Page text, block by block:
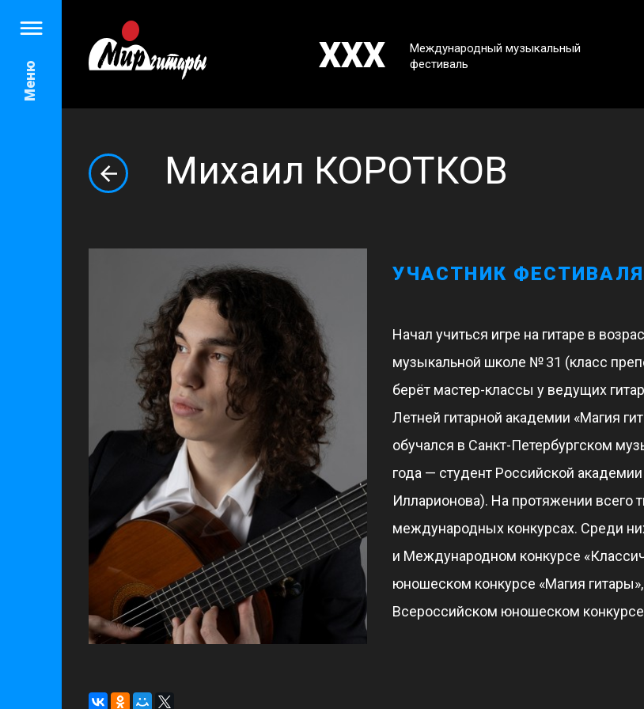
Меню
XXX
Международный музыкальный
фестиваль
Михаил КОРОТКОВ
УЧАСТНИК ФЕСТИВАЛЯ
Начал учиться игре на гитаре в
музыкальной школе № 31 (класс
берёт мастер-классы у ведущих
Летней гитарной академии «Магия
обучался в Санкт-Петербургском
года — студент Российской
Илларионова). На протяжении всего
международных конкурсах. Среди
и Международном конкурсе
юношеском конкурсе «Магия
Всероссийском юношеском конкурсе